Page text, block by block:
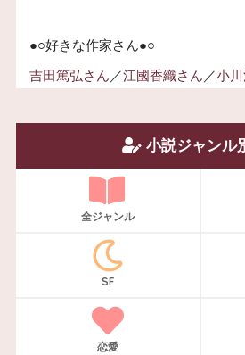
●○好きな作家さん●○
吉田篤弘さん ／江國香織さん ／小
小説ジャンル
全ジャンル
SF
恋愛